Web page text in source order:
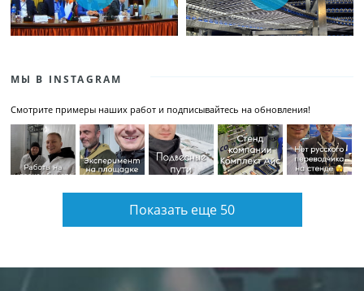
МЫ В INSTAGRAM
Смотрите примеры наших работ и подписывайтесь на обновления!
Показать еще 50